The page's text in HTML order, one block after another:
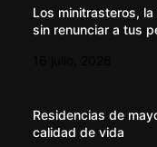
Los minitrasteros,
sin renunciar a tus
Residencias de
calidad de vida